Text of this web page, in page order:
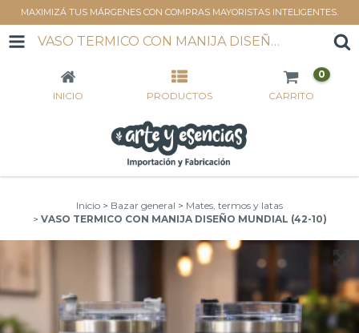
MAXIMIZÁ TUS MÁRGENES CON COMPRAS MAYORISTAS INTELIGENTES.
VASO TERMICO CON MANIJA DISEÑO MUNDIAL (42-10)
INICIO PRODUCTOS CARRITO
0
Inicio > Bazar general > Mates, termos y latas
> VASO TERMICO CON MANIJA DISEÑO MUNDIAL (42-10)